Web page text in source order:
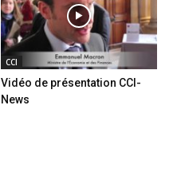
CCI
Vidéo de présentation CCI-
News